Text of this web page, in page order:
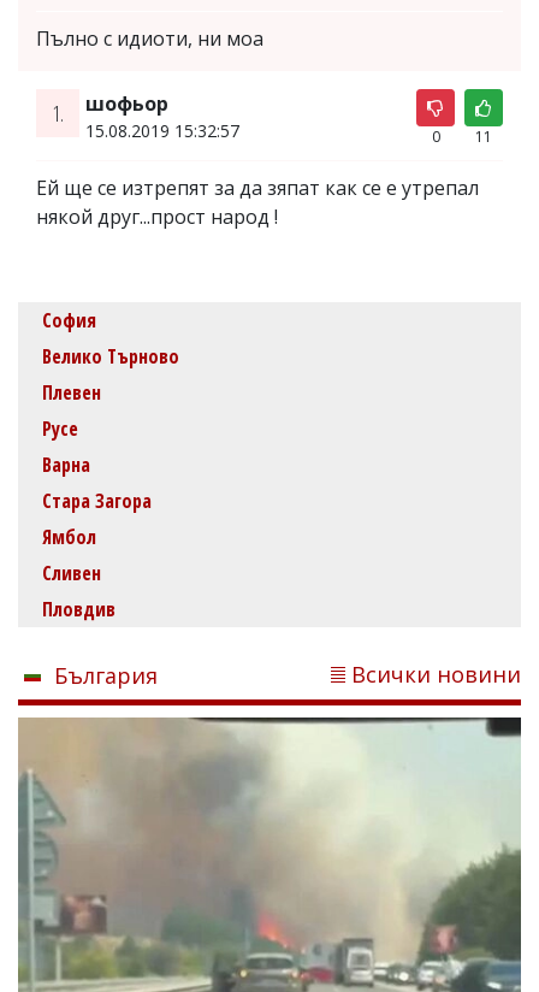
Пълно с идиоти, ни моа
1. шофьор
15.08.2019 15:32:57 0 11
Ей ще се изтрепят за да зяпат как се е утрепал
някой друг...прост народ !
София
Велико Търново
Плевен
Русе
Варна
Стара Загора
Ямбол
Сливен
Пловдив
България Всички новини